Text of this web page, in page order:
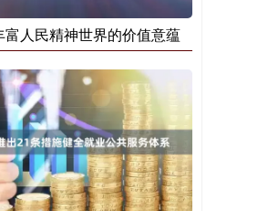
富人民精神世界的价值意蕴